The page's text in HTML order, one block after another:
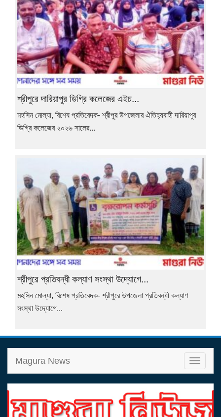
শ্রীপুরে দারিয়াপুর ডিগ্রি কলেজের এইচ...
মহসিন মোল্যা, বিশেষ প্রতিবেদক- শ্রীপুর উপজেলার ঐতিহ্যবাহী দারিয়াপুর
ডিগ্রি কলেজের ২০২৬ সালের...
শ্রীপুরে প্রতিবন্ধী কল্যাণ সংস্থা উদ্যোগে...
মহসিন মোল্যা, বিশেষ প্রতিবেদক- শ্রীপুরে উপজেলা প্রতিবন্ধী কল্যাণ
সংস্থা উদ্যোগে...
T
o
g
l
g
a
t
o
Magura News